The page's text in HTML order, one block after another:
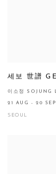
세보 世譜
이소정 SOJUNG
21 AUG - 20
SEOUL